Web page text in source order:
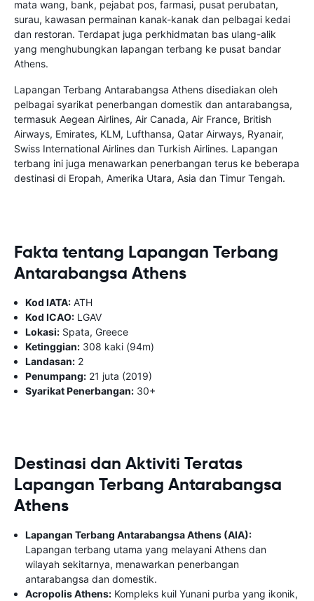
mata wang, bank, pejabat pos, farmasi, pusat perubatan,
surau, kawasan permainan kanak-kanak dan pelbagai kedai
dan restoran. Terdapat juga perkhidmatan bas ulang-alik
yang menghubungkan lapangan terbang ke pusat bandar
Athens.
Lapangan Terbang Antarabangsa Athens disediakan oleh
pelbagai syarikat penerbangan domestik dan antarabangsa,
termasuk Aegean Airlines, Air Canada, Air France, British
Airways, Emirates, KLM, Lufthansa, Qatar Airways, Ryanair,
Swiss International Airlines dan Turkish Airlines. Lapangan
terbang ini juga menawarkan penerbangan terus ke beberapa
destinasi di Eropah, Amerika Utara, Asia dan Timur Tengah.
Fakta tentang Lapangan Terbang
Antarabangsa Athens
Kod IATA: ATH
Kod ICAO: LGAV
Lokasi: Spata, Greece
Ketinggian: 308 kaki (94m)
Landasan: 2
Penumpang: 21 juta (2019)
Syarikat Penerbangan: 30+
Destinasi dan Aktiviti Teratas
Lapangan Terbang Antarabangsa
Athens
Lapangan Terbang Antarabangsa Athens (AIA):
Lapangan terbang utama yang melayani Athens dan
wilayah sekitarnya, menawarkan penerbangan
antarabangsa dan domestik.
Acropolis Athens: Kompleks kuil Yunani purba yang ikonik,